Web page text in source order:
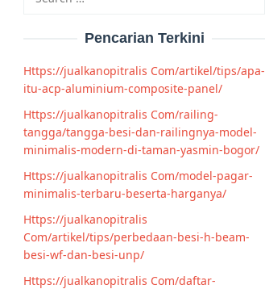
for:
Pencarian Terkini
Https://jualkanopitralis Com/artikel/tips/apa-
itu-acp-aluminium-composite-panel/
Https://jualkanopitralis Com/railing-
tangga/tangga-besi-dan-railingnya-model-
minimalis-modern-di-taman-yasmin-bogor/
Https://jualkanopitralis Com/model-pagar-
minimalis-terbaru-beserta-harganya/
Https://jualkanopitralis
Com/artikel/tips/perbedaan-besi-h-beam-
besi-wf-dan-besi-unp/
Https://jualkanopitralis Com/daftar-